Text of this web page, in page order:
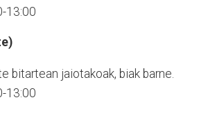
13:00
bitartean jaiotakoak, biak barne.
13:00